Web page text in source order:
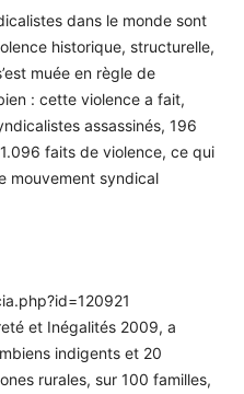
dans le monde sont
historique, structurelle,
muée en règle de
: cette violence a fait,
assassinés, 196
faits de violence, ce qui
mouvement syndical
et Inégalités 2009, a
indigents et 20
rurales, sur 100 familles,